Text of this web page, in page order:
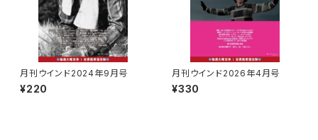
月刊ウインド2024年9月号
¥220
月刊ウインド2026年4月号
¥330